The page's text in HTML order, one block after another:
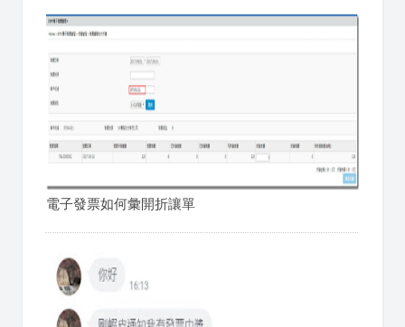
電子發票如何彙開折讓單